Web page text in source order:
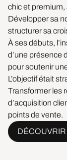
chic et premium,
Développer sa
structurer sa
À ses débuts,
d’une présence
pour soutenir
L’objectif était
Transformer les
d’acquisition
points de vente.
DÉCOUVRIR